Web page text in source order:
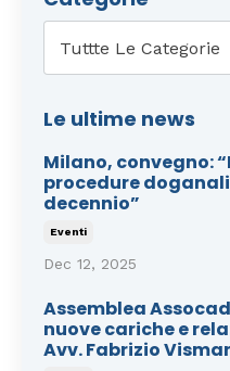
Le ultime news
Milano, convegno:
procedure
decennio”
Eventi
Dec 12, 2025
Assemblea
nuove cariche e
Avv. Fabrizio